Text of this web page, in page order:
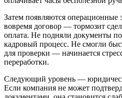
Затем появляются операционные
вовремя договор — тормозит
оплата. Не подняли документы
кадровый процесс. Не смогли
для проверки — начинается
переработки.
Следующий уровень —
Если компания не может